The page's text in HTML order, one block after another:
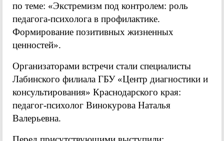
по теме: «Экстремизм под контролем: роль
педагога-психолога в профилактике.
Формирование позитивных жизненных
ценностей».
Организаторами встречи стали специалисты
Лабинского филиала ГБУ «Центр диагностики и
консультирования» Краснодарского края:
педагог-психолог Винокурова Наталья
Валерьевна.